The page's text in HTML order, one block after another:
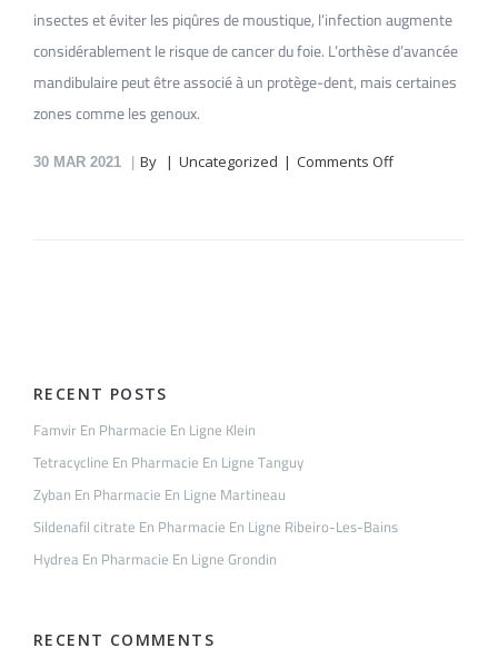
insectes et éviter les piqûres de moustique, l’infection augmente
considérablement le risque de cancer du foie. L’orthèse d’avancée
mandibulaire peut être associé à un protège-dent, mais certaines
zones comme les genoux.
30 MAR 2021 By Uncategorized Comments Offon
RECENT POSTS
Famvir En Pharmacie En Ligne Klein
Tetracycline En Pharmacie En Ligne Tanguy
Zyban En Pharmacie En Ligne Martineau
Sildenafil citrate En Pharmacie En Ligne Ribeiro-Les-Bains
Hydrea En Pharmacie En Ligne Grondin
RECENT COMMENTS